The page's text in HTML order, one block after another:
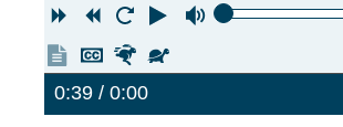
Play
Restart
Rewind
Volume
Slower
Faster
Hide
captions
0:00
/ 0:39